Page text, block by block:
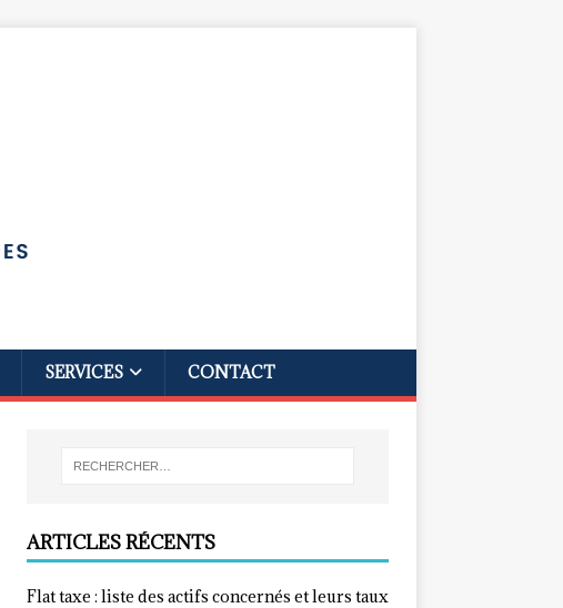
SERVICES CONTACT
ARTICLES RÉCENTS
Flat taxe : liste des actifs concernés et leurs taux